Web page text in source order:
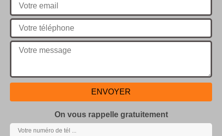
On vous rappelle gratuitement